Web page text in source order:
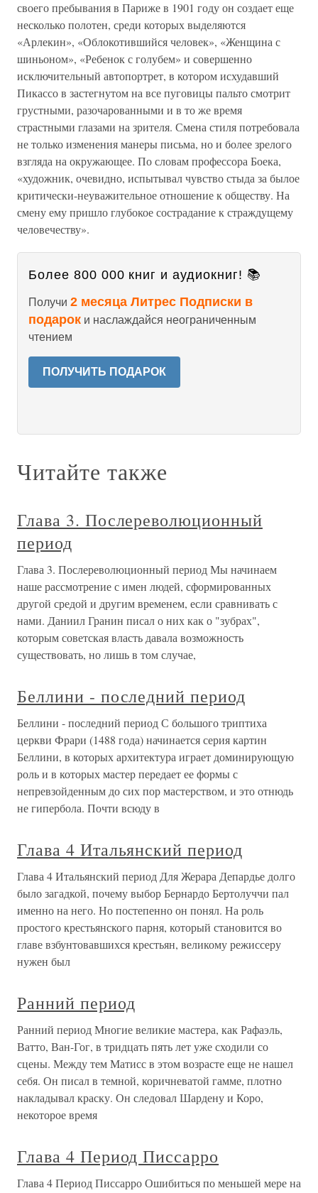
своего пребывания в Париже в 1901 году он создает еще
несколько полотен, среди которых выделяются
«Арлекин», «Облокотившийся человек», «Женщина с
шиньоном», «Ребенок с голубем» и совершенно
исключительный автопортрет, в котором исхудавший
Пикассо в застегнутом на все пуговицы пальто смотрит
грустными, разочарованными и в то же время
страстными глазами на зрителя. Смена стиля потребовала
не только изменения манеры письма, но и более зрелого
взгляда на окружающее. По словам профессора Боека,
«художник, очевидно, испытывал чувство стыда за былое
критически-неуважительное отношение к обществу. На
смену ему пришло глубокое сострадание к страждущему
человечеству».
Более 800 000 книг и аудиокниг! 📚
Получи 2 месяца Литрес Подписки в
подарок и наслаждайся неограниченным
чтением
ПОЛУЧИТЬ ПОДАРОК
Читайте также
Глава 3. Послереволюционный
период
Глава 3. Послереволюционный период Мы начинаем
наше рассмотрение с имен людей, сформированных
другой средой и другим временем, если сравнивать с
нами. Даниил Гранин писал о них как о "зубрах",
которым советская власть давала возможность
существовать, но лишь в том случае,
Беллини - последний период
Беллини - последний период С большого триптиха
церкви Фрари (1488 года) начинается серия картин
Беллини, в которых архитектура играет доминирующую
роль и в которых мастер передает ее формы с
непревзойденным до сих пор мастерством, и это отнюдь
не гипербола. Почти всюду в
Глава 4 Итальянский период
Глава 4 Итальянский период Для Жерара Депардье долго
было загадкой, почему выбор Бернардо Бертолуччи пал
именно на него. Но постепенно он понял. На роль
простого крестьянского парня, который становится во
главе взбунтовавшихся крестьян, великому режиссеру
нужен был
Ранний период
Ранний период Многие великие мастера, как Рафаэль,
Ватто, Ван-Гог, в тридцать пять лет уже сходили со
сцены. Между тем Матисс в этом возрасте еще не нашел
себя. Он писал в темной, коричневатой гамме, плотно
накладывал краску. Он следовал Шардену и Коро,
некоторое время
Глава 4 Период Писсарро
Глава 4 Период Писсарро Ошибиться по меньшей мере на